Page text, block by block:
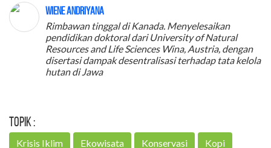
Wiene Andriyana
Rimbawan tinggal di Kanada. Menyelesaikan
pendidikan doktoral dari University of Natural
Resources and Life Sciences Wina, Austria, dengan
disertasi dampak desentralisasi terhadap tata kelola
hutan di Jawa
Topik :
Krisis Iklim Ekowisata Konservasi
Kopi